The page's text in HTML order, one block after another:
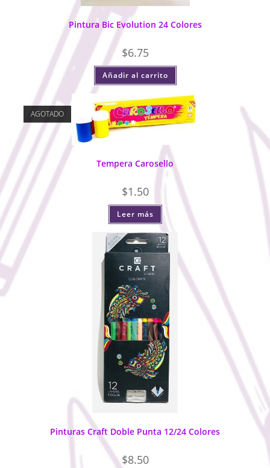
Pintura Bic Evolution 24 Colores
$6.75
Añadir al carrito
AGOTADO
Tempera Carosello
$1.50
Leer más
Pinturas Craft Doble Punta 12/24 Colores
$8.50